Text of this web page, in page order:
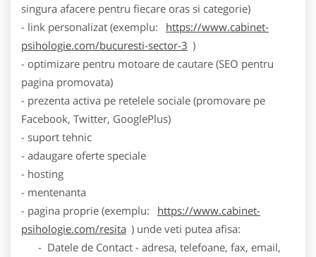
singura afacere pentru fiecare oras si categorie)
- link personalizat (exemplu:
https://www.cabinet-
psihologie.com/bucuresti-sector-3 )
- optimizare pentru motoare de cautare (SEO pentru
pagina promovata)
- prezenta activa pe retelele sociale (promovare pe
Facebook, Twitter, GooglePlus)
- suport tehnic
- adaugare oferte speciale
- hosting
- mentenanta
- pagina proprie (exemplu:
https://www.cabinet-
psihologie.com/resita ) unde veti putea afisa:
- Datele de Contact - adresa, telefoane, fax, email,